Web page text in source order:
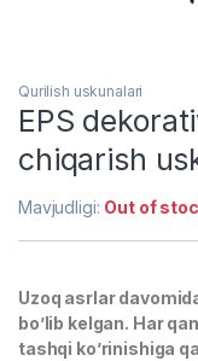
Qurilish uskunalari
EPS
chiqarish
Mavjudligi: Out of
Uzoq asrlar
bo’lib kelgan. Har
tashqi ko’rinishiga